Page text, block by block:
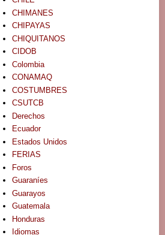
CHIMANES
CHIPAYAS
CHIQUITANOS
CIDOB
Colombia
CONAMAQ
COSTUMBRES
CSUTCB
Derechos
Ecuador
Estados Unidos
FERIAS
Foros
Guaraníes
Guarayos
Guatemala
Honduras
Idiomas